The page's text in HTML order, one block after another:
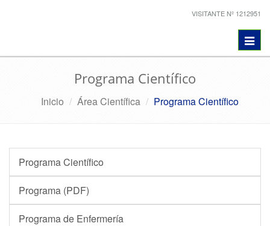
VISITANTE Nº 1212951
Programa Científico
Inicio Área Científica Programa Científico
Programa Científico
Programa (PDF)
Programa de Enfermería